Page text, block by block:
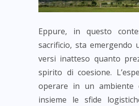
Eppure, in questo
sacrificio, sta emergendo
versi inatteso quanto
spirito di coesione.
operare in un ambiente
insieme le sfide